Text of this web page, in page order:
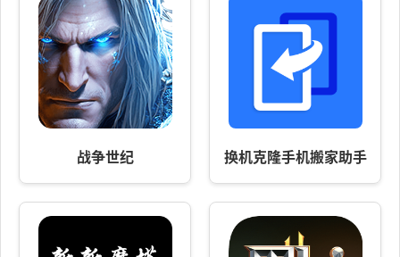
战争世纪 换机克隆手机搬家助手